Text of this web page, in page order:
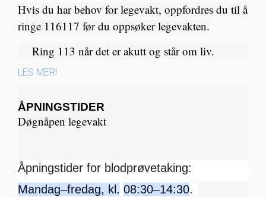
Hvis du har behov for legevakt, oppfordres du til å
ringe 116117 før du oppsøker legevakten.
Ring 113 når det er akutt og står om liv.​
LES MER!
ÅPNINGSTIDER
Døgnåpen legevakt
Åpningstider for blodprøvetaking:
Mandag–fredag, kl. 08:30–14:30.